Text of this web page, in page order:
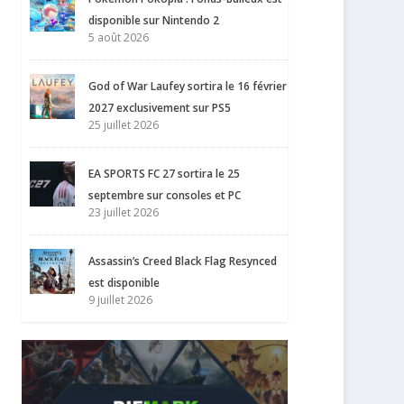
disponible sur Nintendo 2
5 août 2026
God of War Laufey sortira le 16 février
2027 exclusivement sur PS5
25 juillet 2026
EA SPORTS FC 27 sortira le 25
septembre sur consoles et PC
23 juillet 2026
Assassin’s Creed Black Flag Resynced
est disponible
9 juillet 2026